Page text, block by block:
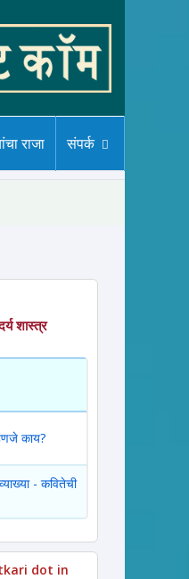
राजा संपर्क
कृपया साईटचा पत्ता इतरांना
लेख * कथा *
शास्त्र
काय?
- कवितेची
dot in